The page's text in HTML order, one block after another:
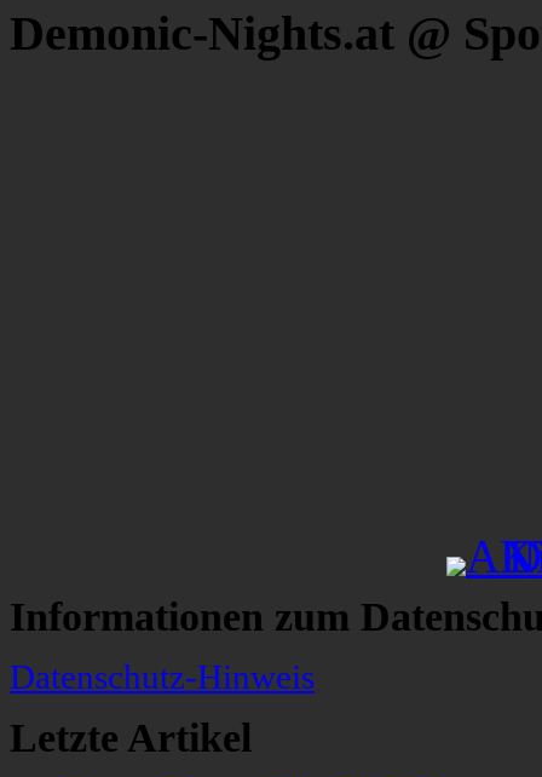
Demonic-Nights.at @
Informationen zum
Datenschutz-Hinweis
Letzte Artikel